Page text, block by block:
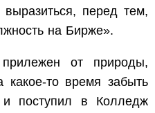
перед тем,
на Бирже».
от природы,
то время забыть
поступил в Колледж